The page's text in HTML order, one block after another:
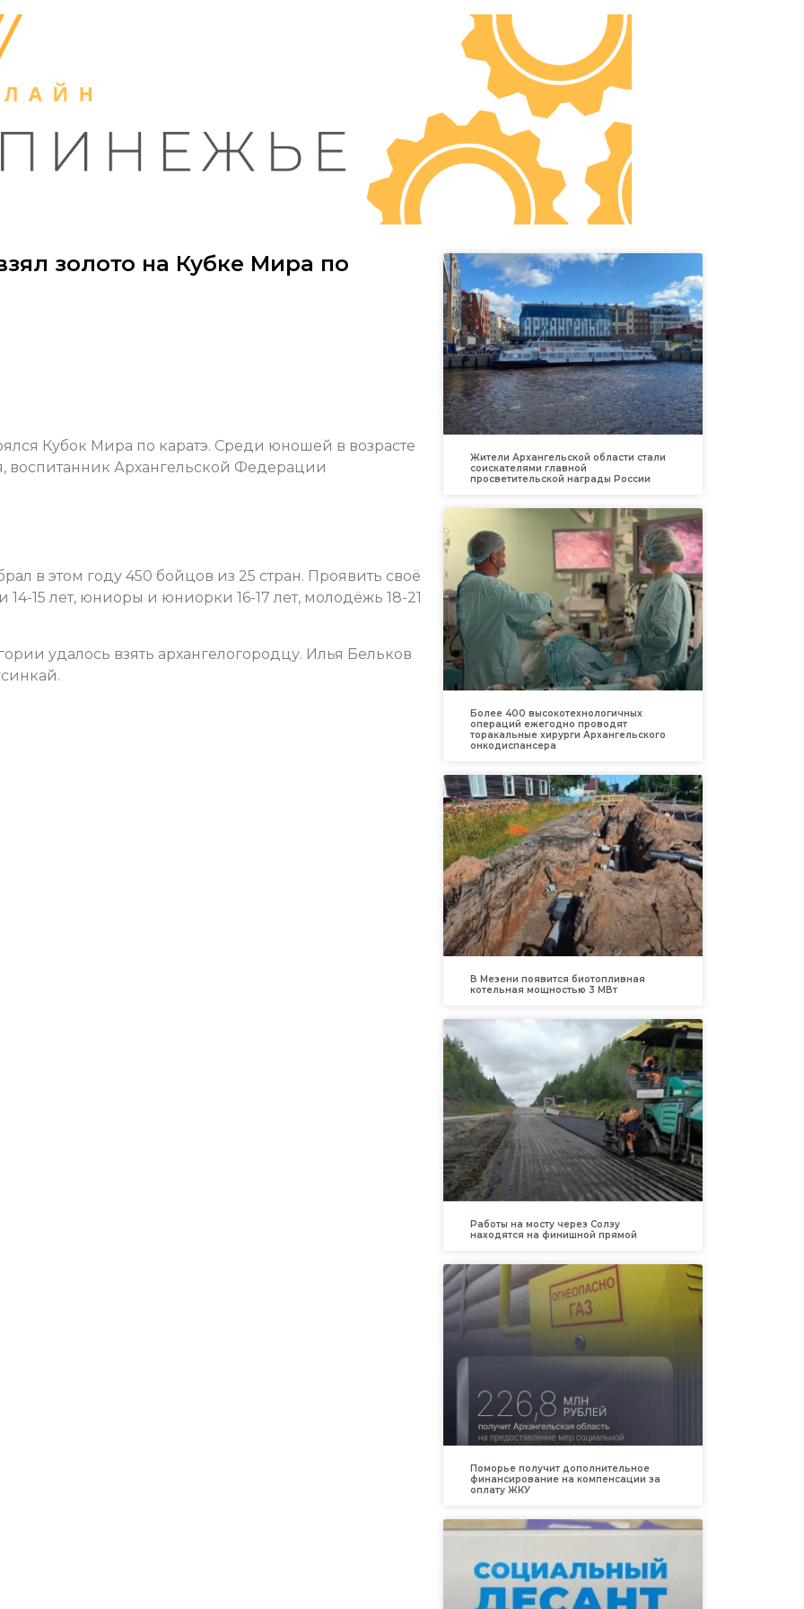
золото на Кубке Мира по
Кубок Мира по каратэ. Среди юношей в возрасте
воспитанник Архангельской Федерации
в этом году 450 бойцов из 25 стран. Проявить своё
15 лет, юниоры и юниорки 16-17 лет, молодёжь 18-21
удалось взять архангелогородцу. Илья Бельков
Жители Архангельской области стали
соискателями главной
просветительской награды России
Более 400 высокотехнологичных
операций ежегодно проводят
торакальные хирурги Архангельского
онкодиспансера
В Мезени появится биотопливная
котельная мощностью 3 МВт
Работы на мосту через Солзу
находятся на финишной прямой
Поморье получит дополнительное
финансирование на компенсации за
оплату ЖКУ